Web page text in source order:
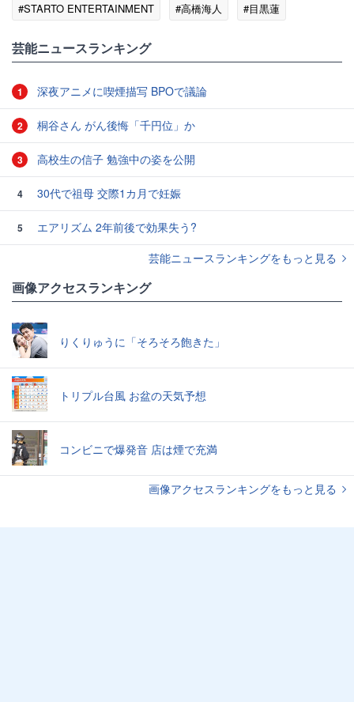
#STARTO ENTERTAINMENT
#高橋海人
#目黒蓮
芸能ニュースランキング
1 深夜アニメに喫煙描写 BPOで議論
2 桐谷さん がん後悔「千円位」か
3 高校生の信子 勉強中の姿を公開
4 30代で祖母 交際1カ月で妊娠
5
エアリズム 2年前後で効果失う?
芸能ニュースランキングをもっと見る
画像アクセスランキング
りくりゅうに「そろそろ飽きた」
トリプル台風 お盆の天気予想
コンビニで爆発音 店は煙で充満
画像アクセスランキングをもっと見る